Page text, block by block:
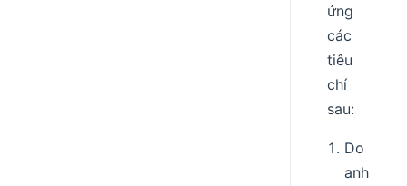
ứng
các
tiêu
chí
sau:
Do
anh